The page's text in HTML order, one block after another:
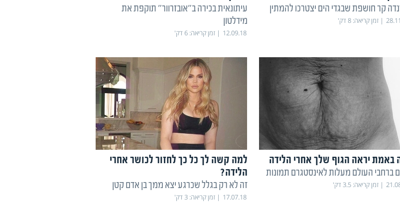
קר חושפת שבגדי הים יצטרכו להמתין
זמן קריאה:8 דק'
עיתונאית בכירה ב"אובזרוור" תוקפת את
מידלטון
12.09.18 זמן קריאה:6 דק'
באמת יראה הגוף שלך אחרי הלידה
ברחבי העולם מעלות לאינסטגרם תמונות
זמן קריאה:3.5 דק'
למה קשה לך כל כך לחזור לכושר אחרי
הלידה?
זה לא רק בגלל שכרגע יצא ממך בן אדם קטן
17.07.18 זמן קריאה:3 דק'